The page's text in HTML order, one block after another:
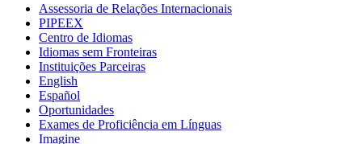
Assessoria de Relações Internacionais
PIPEEX
Centro de Idiomas
Idiomas sem Fronteiras
Instituições Parceiras
English
Español
Oportunidades
Exames de Proficiência em Línguas
Imagine